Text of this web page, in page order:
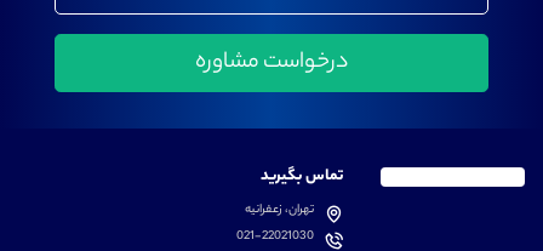
تماس بگیرید
تهران، زعفرانیه
021-22021030